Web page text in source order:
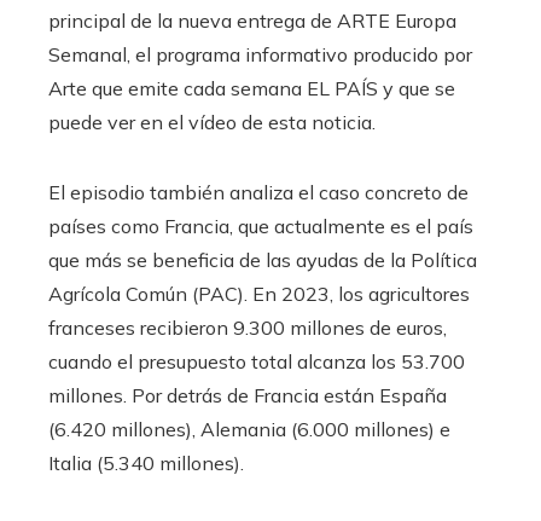
principal de la nueva entrega de ARTE Europa
Semanal, el programa informativo producido por
Arte que emite cada semana EL PAÍS y que se
puede ver en el vídeo de esta noticia.
El episodio también analiza el caso concreto de
países como Francia, que actualmente es el país
que más se beneficia de las ayudas de la Política
Agrícola Común (PAC). En 2023, los agricultores
franceses recibieron 9.300 millones de euros,
cuando el presupuesto total alcanza los 53.700
millones. Por detrás de Francia están España
(6.420 millones), Alemania (6.000 millones) e
Italia (5.340 millones).